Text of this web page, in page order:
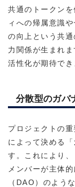
共通のトークン
ィへの帰属意識
の向上という共
力関係が生まれ
活性化が期待でき
分散型のガバ
プロジェクトの
によって決める「
す。これにより
メンバーが主体
（DAO）のよう